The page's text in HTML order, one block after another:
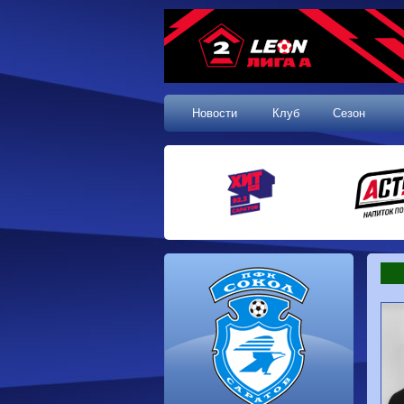
Новости Клуб Сезон
1 тур, 19.07.2026
1-1
Калуга
Динамо
0-0
Волгарь
0-0
Динамо-Брянск
2-1
Алания
1-2 Сибирь